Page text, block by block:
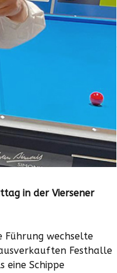
in der Viersener
Führung wechselte
Festhalle
eine Schippe